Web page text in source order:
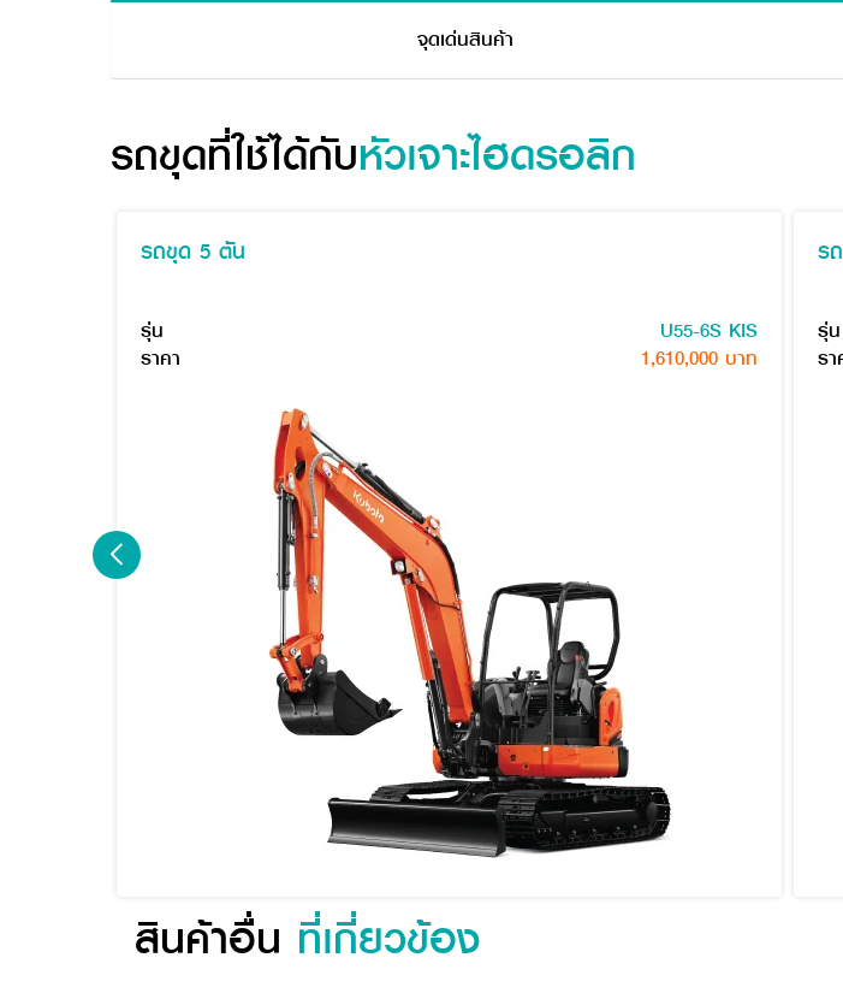
จุดเด่นสินค้า
รถขุดที่ใช้ได้กับหัวเจาะไฮดรอลิก
รถขุด 5 ตัน
รุ่น
U55-6S KIS
ราคา
1,610,000 บาท
ร
รุ่น
รา
สินค้าอื่น ที่เกี่ยวข้อง